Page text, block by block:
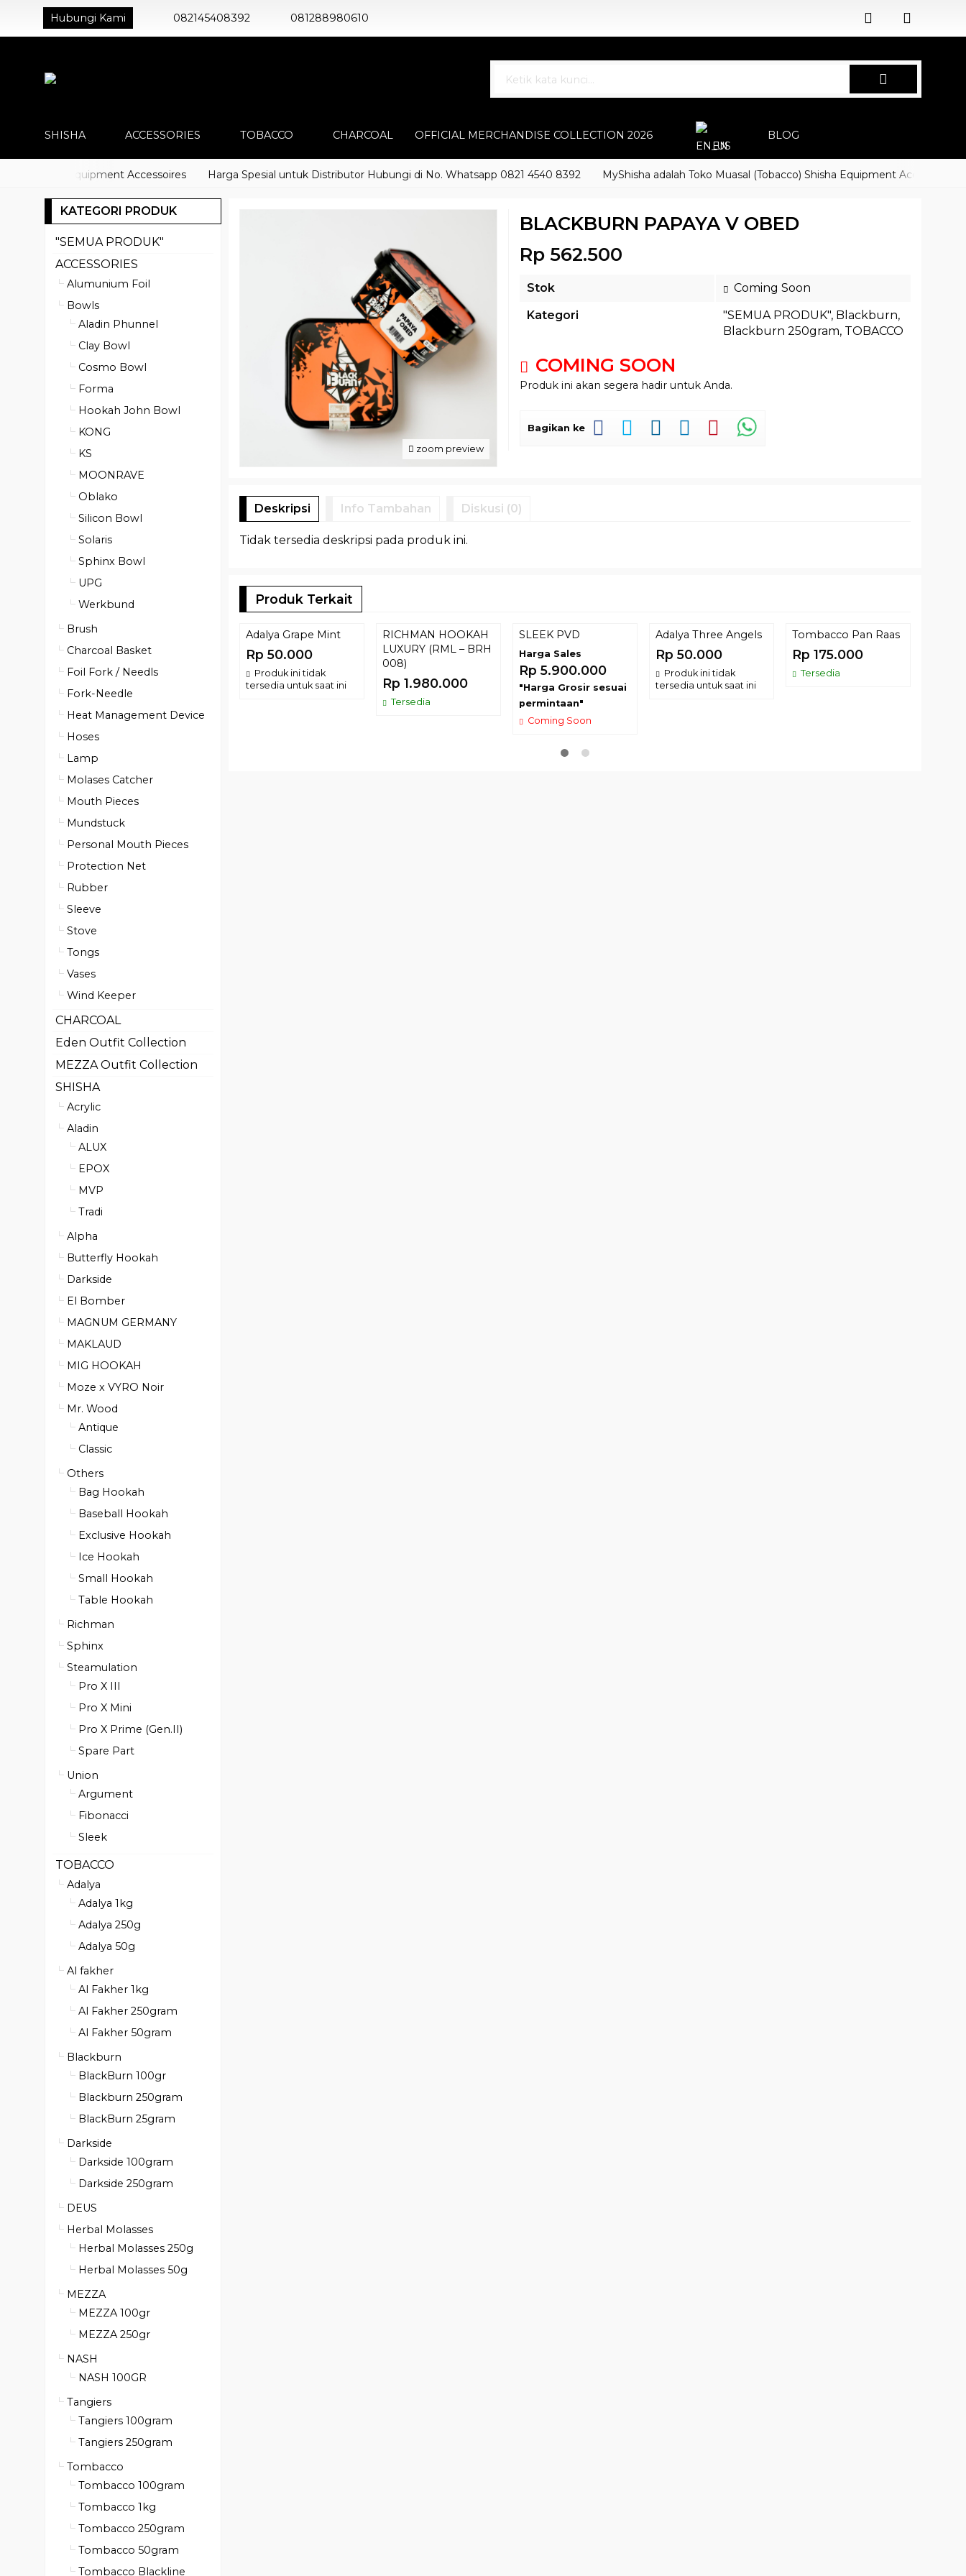
Hubungi Kami 082145408392 081288980610
SHISHA ACCESSORIES TOBACCO CHARCOAL
OFFICIAL MERCHANDISE COLLECTION 2026
EN
BLOG
Equipment Accessoires Harga Spesial untuk Distributor Hubungi di No. Whatsapp 0821 4540 8392 MyShisha adalah Toko Muasal (Tobacco) Shisha Equipment Accessoires
zoom preview
BLACKBURN PAPAYA V OBED
Rp 562.500
Stok
Coming Soon
Kategori
"SEMUA PRODUK", Blackburn,
Blackburn 250gram, TOBACCO
COMING SOON
Produk ini akan segera hadir untuk Anda.
Bagikan ke
Deskripsi Info Tambahan Diskusi (0)
Tidak tersedia deskripsi pada produk ini.
Produk Terkait
Adalya Grape Mint
Rp 50.000
Produk ini tidak
tersedia untuk saat ini
RICHMAN HOOKAH
LUXURY (RML – BRH
008)
Rp 1.980.000
Tersedia
SLEEK PVD
Harga Sales
Rp 5.900.000
"Harga Grosir sesuai
permintaan"
Coming Soon
Adalya Three Angels
Rp 50.000
Produk ini tidak
tersedia untuk saat ini
Tombacco Pan Raas
Rp 175.000
Tersedia
KATEGORI PRODUK
"SEMUA PRODUK"
ACCESSORIES
Alumunium Foil
Bowls
Aladin Phunnel
Clay Bowl
Cosmo Bowl
Forma
Hookah John Bowl
KONG
KS
MOONRAVE
Oblako
Silicon Bowl
Solaris
Sphinx Bowl
UPG
Werkbund
Brush
Charcoal Basket
Foil Fork / Needls
Fork-Needle
Heat Management Device
Hoses
Lamp
Molases Catcher
Mouth Pieces
Mundstuck
Personal Mouth Pieces
Protection Net
Rubber
Sleeve
Stove
Tongs
Vases
Wind Keeper
CHARCOAL
Eden Outfit Collection
MEZZA Outfit Collection
SHISHA
Acrylic
Aladin
ALUX
EPOX
MVP
Tradi
Alpha
Butterfly Hookah
Darkside
El Bomber
MAGNUM GERMANY
MAKLAUD
MIG HOOKAH
Moze x VYRO Noir
Mr. Wood
Antique
Classic
Others
Bag Hookah
Baseball Hookah
Exclusive Hookah
Ice Hookah
Small Hookah
Table Hookah
Richman
Sphinx
Steamulation
Pro X III
Pro X Mini
Pro X Prime (Gen.II)
Spare Part
Union
Argument
Fibonacci
Sleek
TOBACCO
Adalya
Adalya 1kg
Adalya 250g
Adalya 50g
Al fakher
Al Fakher 1kg
Al Fakher 250gram
Al Fakher 50gram
Blackburn
BlackBurn 100gr
Blackburn 250gram
BlackBurn 25gram
Darkside
Darkside 100gram
Darkside 250gram
DEUS
Herbal Molasses
Herbal Molasses 250g
Herbal Molasses 50g
MEZZA
MEZZA 100gr
MEZZA 250gr
NASH
NASH 100GR
Tangiers
Tangiers 100gram
Tangiers 250gram
Tombacco
Tombacco 100gram
Tombacco 1kg
Tombacco 250gram
Tombacco 50gram
Tombacco Blackline